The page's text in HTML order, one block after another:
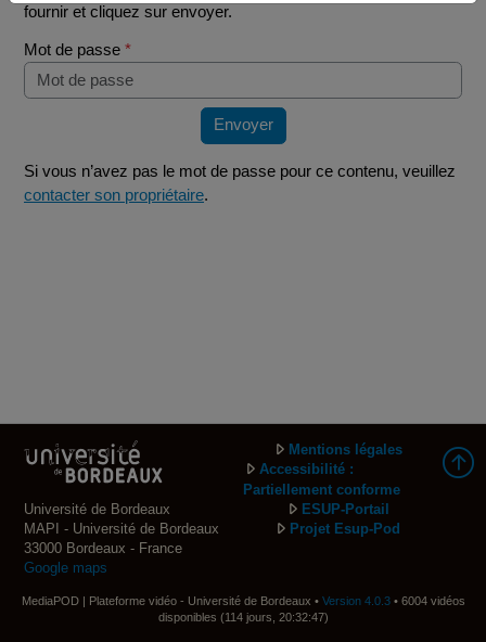
fournir et cliquez sur envoyer.
Mot de passe *
Envoyer
Si vous n’avez pas le mot de passe pour ce contenu, veuillez
contacter son propriétaire.
Université de Bordeaux
MAPI - Université de Bordeaux
33000 Bordeaux - France
Google maps
Mentions légales
Accessibilité :
Partiellement conforme
ESUP-Portail
Projet Esup-Pod
MediaPOD | Plateforme vidéo - Université de Bordeaux • Version 4.0.3• 6004 vidéos
disponibles (114 jours, 20:32:47)